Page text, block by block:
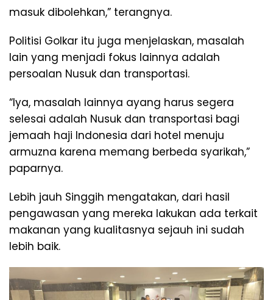
masuk dibolehkan,” terangnya.
Politisi Golkar itu juga menjelaskan, masalah
lain yang menjadi fokus lainnya adalah
persoalan Nusuk dan transportasi.
“Iya, masalah lainnya ayang harus segera
selesai adalah Nusuk dan transportasi bagi
jemaah haji Indonesia dari hotel menuju
armuzna karena memang berbeda syarikah,”
paparnya.
Lebih jauh Singgih mengatakan, dari hasil
pengawasan yang mereka lakukan ada terkait
makanan yang kualitasnya sejauh ini sudah
lebih baik.